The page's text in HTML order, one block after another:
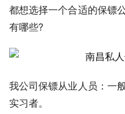
都想选择一个合适的保镖
有哪些?
我公司保镖从业人员：一
实习者。